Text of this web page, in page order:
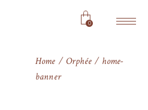
0
Home Orphée
home-
banner